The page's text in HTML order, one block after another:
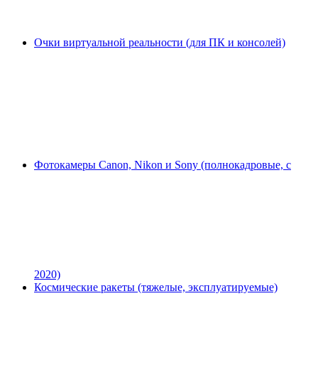
Очки виртуальной реальности (для ПК и консолей)
Фотокамеры Canon, Nikon и Sony (полнокадровые, с
2020)
Космические ракеты (тяжелые, эксплуатируемые)